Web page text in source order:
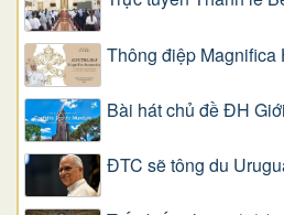
Thông điệp Magnifica
Bài hát chủ đề ĐH
ĐTC sẽ tông du